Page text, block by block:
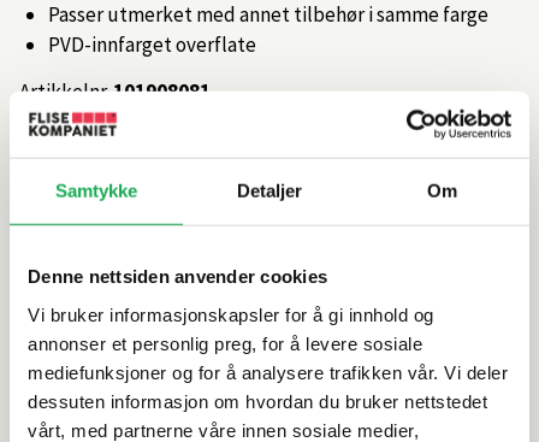
Samtykke Detaljer Om
Denne nettsiden anvender cookies
Vi bruker informasjonskapsler for å gi innhold og
annonser et personlig preg, for å levere sosiale
mediefunksjoner og for å analysere trafikken vår. Vi deler
dessuten informasjon om hvordan du bruker nettstedet
vårt, med partnerne våre innen sosiale medier,
Passer utmerket med annet tilbehør i samme farge
PVD-innfarget overflate
Artikkelnr.101908081
Produktinformasjon
Rengjøring og vedlikehold
Leveringsinformasjon